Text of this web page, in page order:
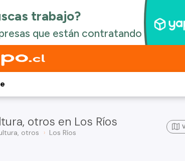
otros en Los Ríos
otros Los Ríos